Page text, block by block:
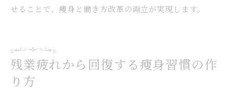
せることで、痩身と働き方改革の両立が実現します。
残業疲れから回復する痩身習慣の作
り方